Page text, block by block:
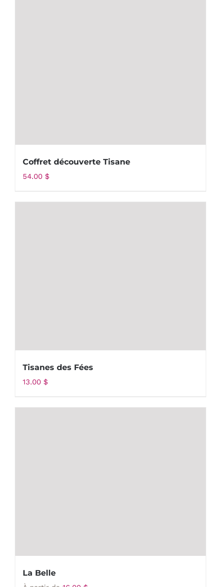
Coffret découverte Tisane
54.00 $
Tisanes des Fées
13.00 $
La Belle